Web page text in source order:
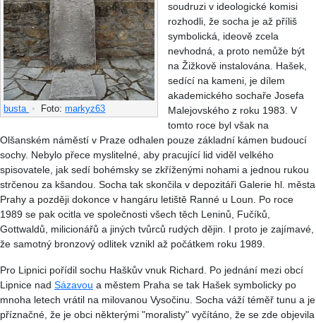
busta • Foto:markyz63
soudruzi v ideologické komisi
rozhodli, že socha je až příliš
symbolická, ideově zcela
nevhodná, a proto nemůže být
na Žižkově instalována. Hašek,
sedící na kameni, je dílem
akademického sochaře Josefa
Malejovského z roku 1983. V
tomto roce byl však na
Olšanském náměstí v Praze odhalen pouze základní kámen budoucí
sochy. Nebylo přece myslitelné, aby pracující lid viděl velkého
spisovatele, jak sedí bohémsky se zkříženými nohami a jednou rukou
strčenou za kšandou. Socha tak skončila v depozitáři Galerie hl. města
Prahy a později dokonce v hangáru letiště Ranné u Loun. Po roce
1989 se pak ocitla ve společnosti všech těch Leninů, Fučíků,
Gottwaldů, milicionářů a jiných tvůrců rudých dějin. I proto je zajímavé,
že samotný bronzový odlitek vznikl až počátkem roku 1989.
Pro Lipnici pořídil sochu Haškův vnuk Richard. Po jednání mezi obcí
Lipnice nad Sázavou a městem Praha se tak Hašek symbolicky po
mnoha letech vrátil na milovanou Vysočinu. Socha váží téměř tunu a je
příznačné, že je obci některými "moralisty" vyčítáno, že se zde objevila